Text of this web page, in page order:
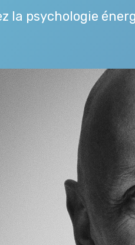
la psychologie